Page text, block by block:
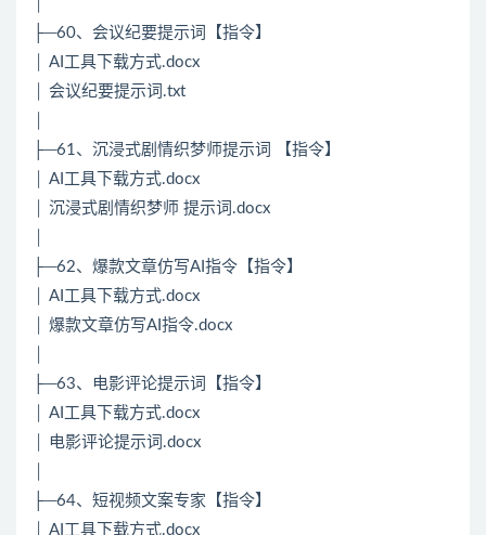
├─60、会议纪要提示词【指令】
│ AI工具下载方式.docx
│ 会议纪要提示词.txt
├─61、沉浸式剧情织梦师提示词 【指令】
│ AI工具下载方式.docx
│ 沉浸式剧情织梦师 提示词.docx
├─62、爆款文章仿写AI指令【指令】
│ AI工具下载方式.docx
│ 爆款文章仿写AI指令.docx
├─63、电影评论提示词【指令】
│ AI工具下载方式.docx
│ 电影评论提示词.docx
├─64、短视频文案专家【指令】
│ AI工具下载方式.docx